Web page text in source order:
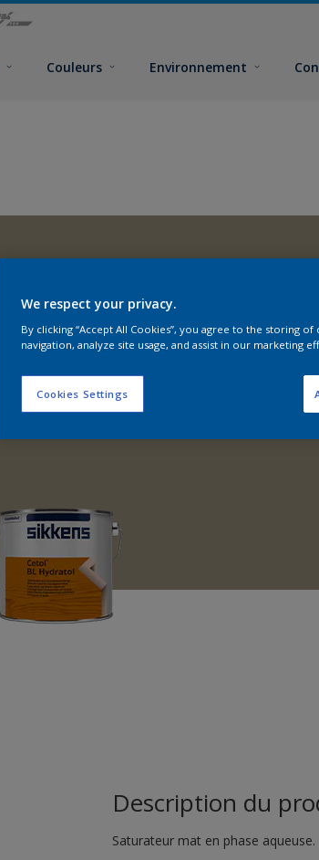
Couleurs Environnement
Description du
Saturateur mat en phase aqueuse.
We respect your privacy.
By clicking “Accept All Cookies”, you agree to the storing
navigation, analyze site usage, and assist in our marketing
Cookies Settings